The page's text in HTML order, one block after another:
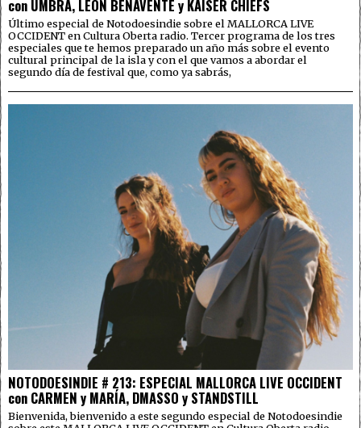
con UMBRA, LEÓN BENAVENTE y KAISER CHIEFS
Último especial de Notodoesindie sobre el MALLORCA LIVE
OCCIDENT en Cultura Oberta radio. Tercer programa de los tres
especiales que te hemos preparado un año más sobre el evento
cultural principal de la isla y con el que vamos a abordar el
segundo día de festival que, como ya sabrás,
NOTODOESINDIE # 213: ESPECIAL MALLORCA LIVE OCCIDENT
con CARMEN y MARÍA, DMASSO y STANDSTILL
Bienvenida, bienvenido a este segundo especial de Notodoesindie